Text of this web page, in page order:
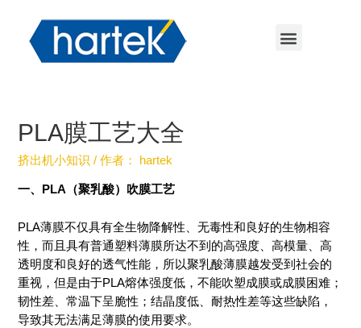
PLA膜工艺大全
挤出机小知识 / 作者： hartek
一、PLA（聚乳酸）吹膜工艺
PLA薄膜不仅具有全生物降解性、无毒性和良好的生物相容
性，而且具有普通塑料薄膜所达不到的高强度、高模量、高
透明度和良好的透气性能，所以聚乳酸薄膜越发受到社会的
重视，但是由于PLA熔体强度低，不能吹塑成膜或成膜困难；
韧性差、常温下呈脆性；结晶度低、耐热性差等这些缺陷，
导致其无法满足薄膜的使用要求。